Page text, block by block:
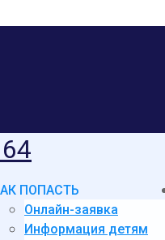
ПОПАСТЬ
Онлайн-заявка
Информация детям